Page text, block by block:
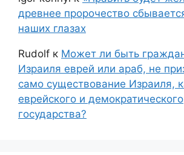
древнее пророчество
наших глазах
Rudolf к Может ли быть
Израиля еврей или араб, не
само существование Израиля,
еврейского и демократического
государства?